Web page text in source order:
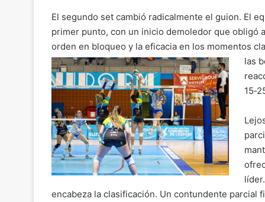
El segundo set cambió radicalmente el guion. El
primer punto, con un inicio demoledor que obligó
orden en bloqueo y la eficacia en los momentos
las
encabeza la clasificación. Un contundente